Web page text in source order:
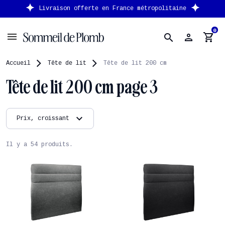
métropolitaine Nouveau client : -10%
search person shopping_cart0
Accueil Tête de lit Tête de lit 200 cm
Tête de lit 200 cm page 3
Il y a 54 produits.
Prix, croissant expand_more